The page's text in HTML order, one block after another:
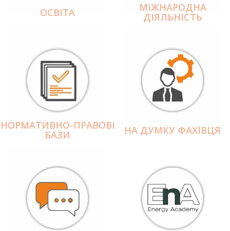
ОСВІТА МІЖНАРОДНА
ДІЯЛЬНІCТЬ
НОРМАТИВНО-ПРАВОВІ
БАЗИ НА ДУМКУ ФАХІВЦЯ